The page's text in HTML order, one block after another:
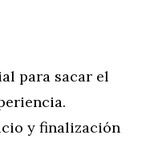
para sacar el
y finalización